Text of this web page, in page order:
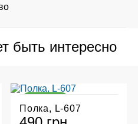
быть интересно
Полка, L-607